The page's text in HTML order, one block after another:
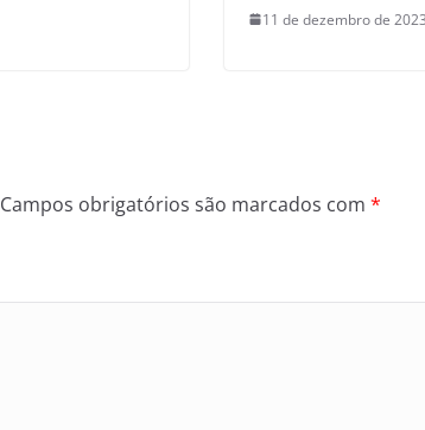
11 de dezembro de 2023
Campos obrigatórios são marcados com *